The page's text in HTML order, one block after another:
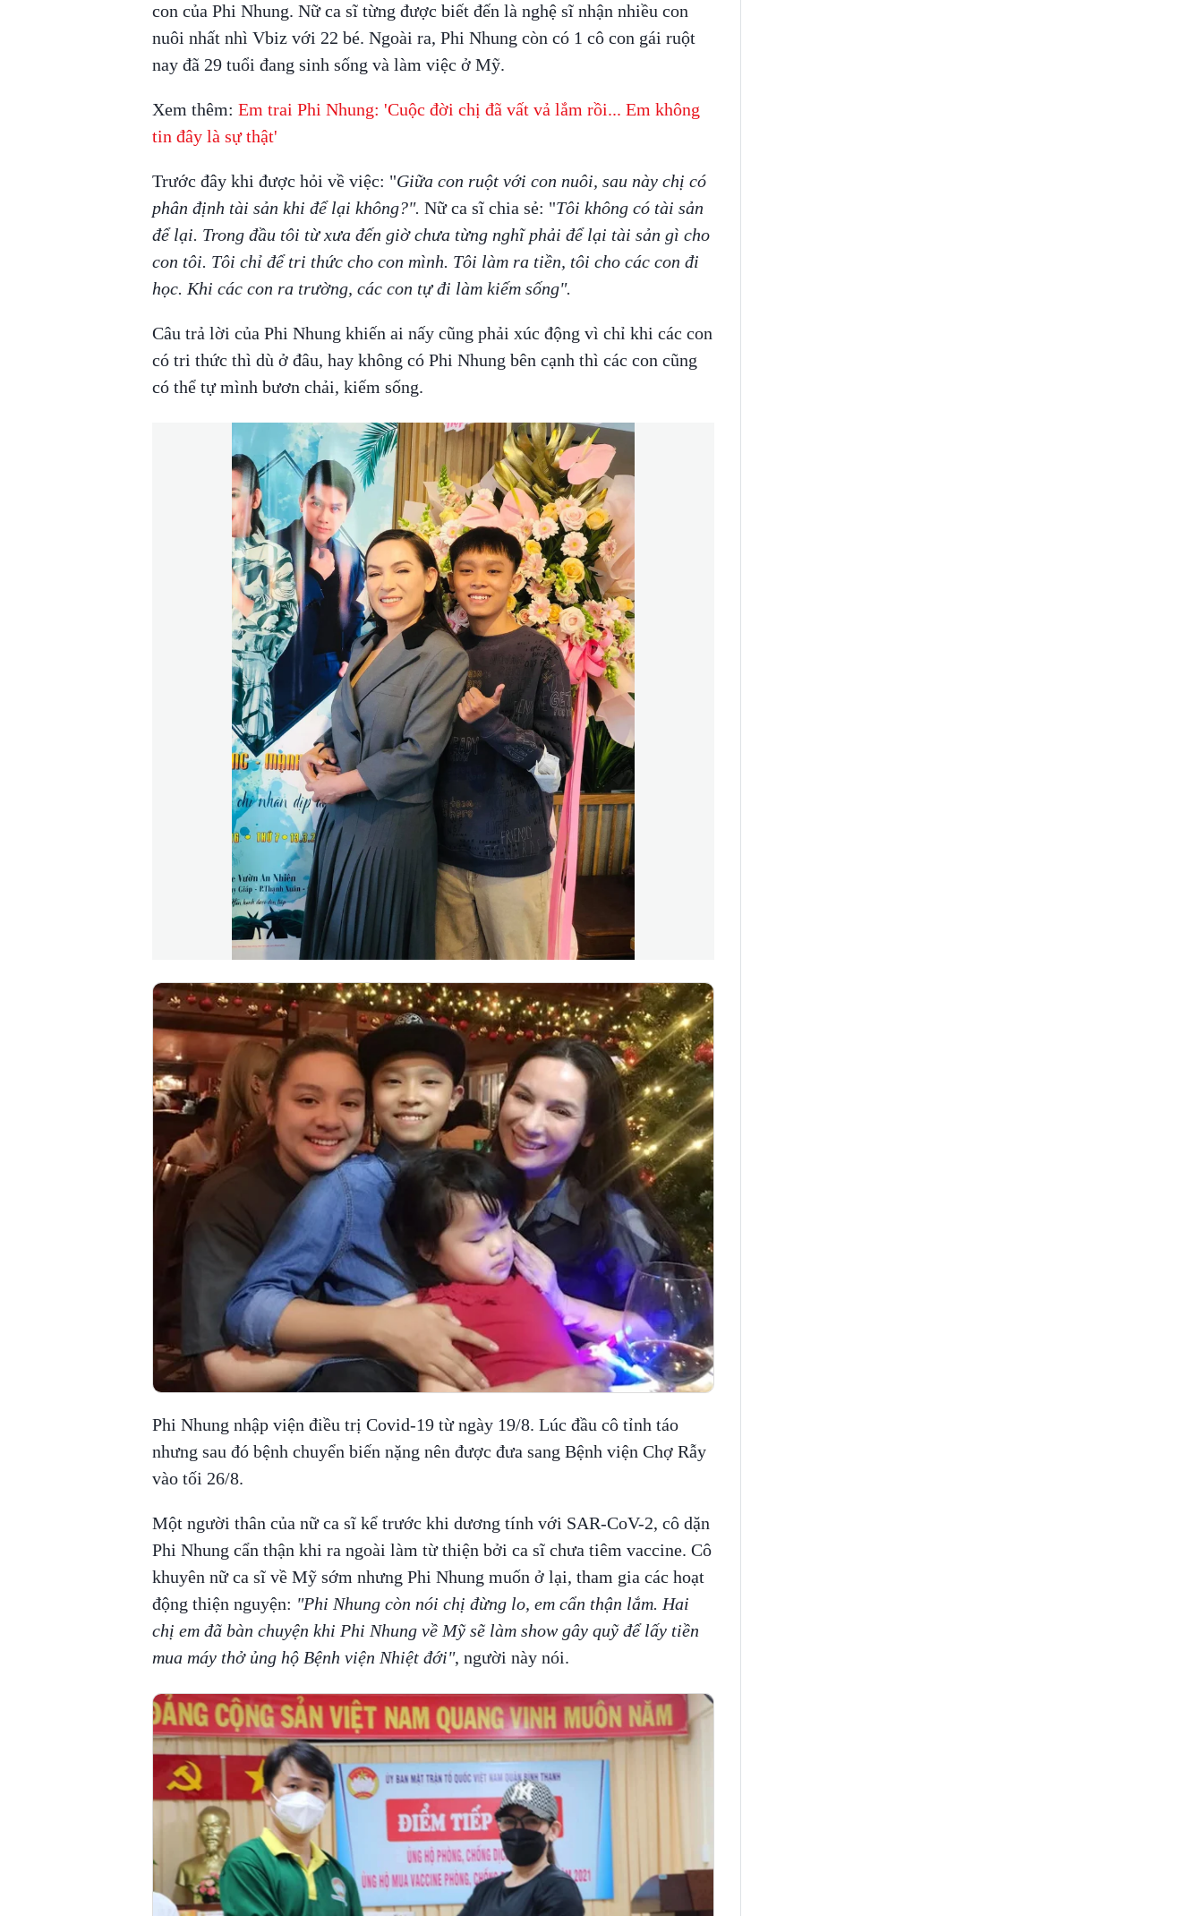
con của Phi Nhung. Nữ ca sĩ từng được biết đến là nghệ sĩ nhận nhiều con
nuôi nhất nhì Vbiz với 22 bé. Ngoài ra, Phi Nhung còn có 1 cô con gái ruột
nay đã 29 tuổi đang sinh sống và làm việc ở Mỹ.
Xem thêm: Em trai Phi Nhung: 'Cuộc đời chị đã vất vả lắm rồi... Em không
tin đây là sự thật'
Trước đây khi được hỏi về việc: "Giữa con ruột với con nuôi, sau này chị có
phân định tài sản khi để lại không?". Nữ ca sĩ chia sẻ: "Tôi không có tài sản
để lại. Trong đầu tôi từ xưa đến giờ chưa từng nghĩ phải để lại tài sản gì cho
con tôi. Tôi chỉ để tri thức cho con mình. Tôi làm ra tiền, tôi cho các con đi
học. Khi các con ra trường, các con tự đi làm kiếm sống".
Câu trả lời của Phi Nhung khiến ai nấy cũng phải xúc động vì chỉ khi các con
có tri thức thì dù ở đâu, hay không có Phi Nhung bên cạnh thì các con cũng
có thể tự mình bươn chải, kiếm sống.
Phi Nhung nhập viện điều trị Covid-19 từ ngày 19/8. Lúc đầu cô tỉnh táo
nhưng sau đó bệnh chuyển biến nặng nên được đưa sang Bệnh viện Chợ Rẫy
vào tối 26/8.
Một người thân của nữ ca sĩ kể trước khi dương tính với SAR-CoV-2, cô dặn
Phi Nhung cẩn thận khi ra ngoài làm từ thiện bởi ca sĩ chưa tiêm vaccine. Cô
khuyên nữ ca sĩ về Mỹ sớm nhưng Phi Nhung muốn ở lại, tham gia các hoạt
động thiện nguyện: "Phi Nhung còn nói chị đừng lo, em cẩn thận lắm. Hai
chị em đã bàn chuyện khi Phi Nhung về Mỹ sẽ làm show gây quỹ để lấy tiền
mua máy thở ủng hộ Bệnh viện Nhiệt đới", người này nói.